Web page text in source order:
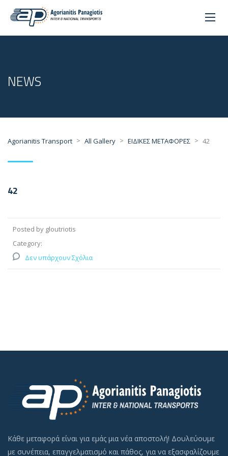
NEWS
Agorianitis Transport > All Gallery > ΕΙΔΙΚΕΣ ΜΕΤΑΦΟΡΕΣ > 42
42
Posted by gloutriotis
Category:
Δεν υπάρχουν Σχόλια
Κάθε μεταφορά είναι για εμάς μια νέα αποστολή! Δουλεύουμε
με συνέπεια, επαγγελματισμό και πάθος, για να εξασφαλίζουμε